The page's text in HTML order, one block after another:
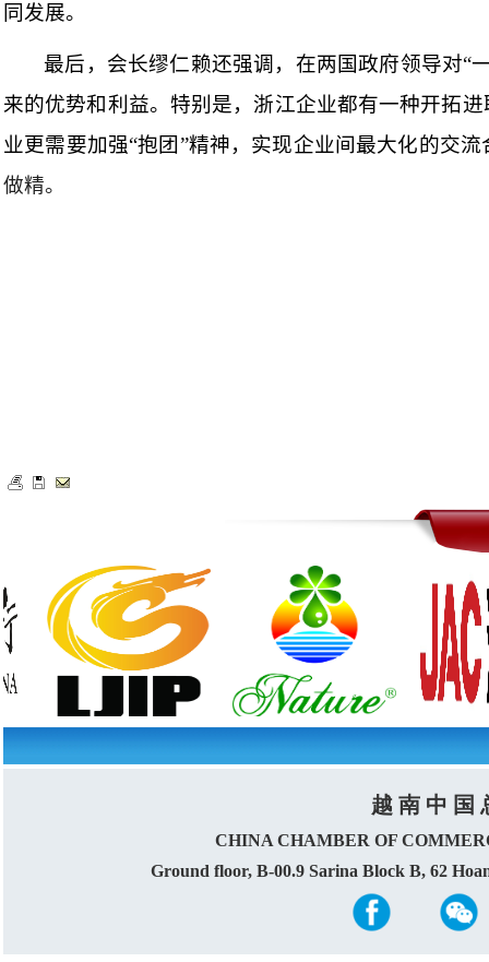
同发展。
最后，会长缪仁赖还强调，在两国政府领导对“
来的优势和利益。特别是，浙江企业都有一种开拓
业更需要加强“抱团”精神，实现企业间最大化的交
做精。
越 南 中 国
CHINA CHAMBER OF
Ground floor, B-00.9 Sarina Block B, 62